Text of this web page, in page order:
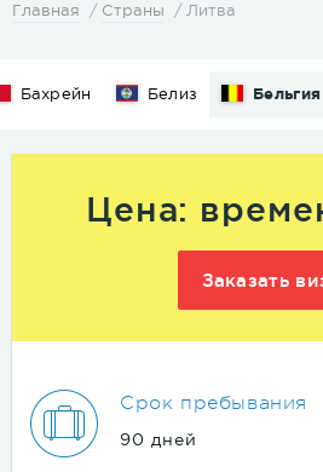
Главная Страны Литва
Цена:
Заказать
Срок пребывания
90 дней
Бахрейн Белиз Бельгия